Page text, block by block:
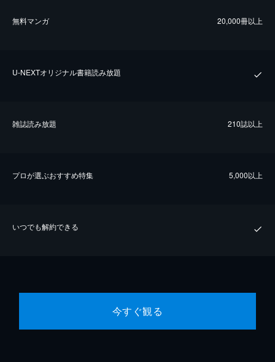
無料マンガ 20,000冊以上
U-NEXTオリジナル書籍読み放題
雑誌読み放題 210誌以上
プロが選ぶおすすめ特集 5,000以上
いつでも解約できる
今すぐ観る